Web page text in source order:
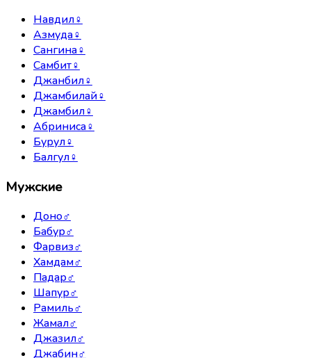
Навдил♀
Азмуда♀
Сангина♀
Самбит♀
Джанбил♀
Джамбилай♀
Джамбил♀
Абриниса♀
Бурул♀
Балгул♀
Мужские
Доно♂
Бабур♂
Фарвиз♂
Хамдам♂
Падар♂
Шапур♂
Рамиль♂
Жамал♂
Джазил♂
Джабин♂